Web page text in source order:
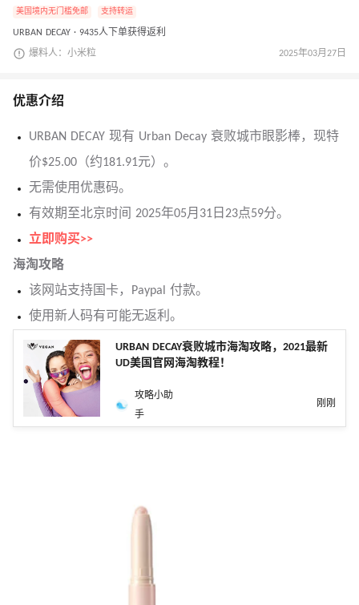
美国境内无门槛免邮 支持转运
URBAN DECAY · 9435人下单获得返利
爆料人：小米粒 2025年03月27日
优惠介绍
URBAN DECAY 现有 Urban Decay 衰败城市眼影棒，现特
价$25.00（约181.91元）。
无需使用优惠码。
有效期至北京时间 2025年05月31日23点59分。
立即购买>>
海淘攻略
该网站支持国卡，Paypal 付款。
使用新人码有可能无返利。
URBAN DECAY衰败城市海淘攻略，2021最新
UD美国官网海淘教程！
攻略小助
手
刚刚